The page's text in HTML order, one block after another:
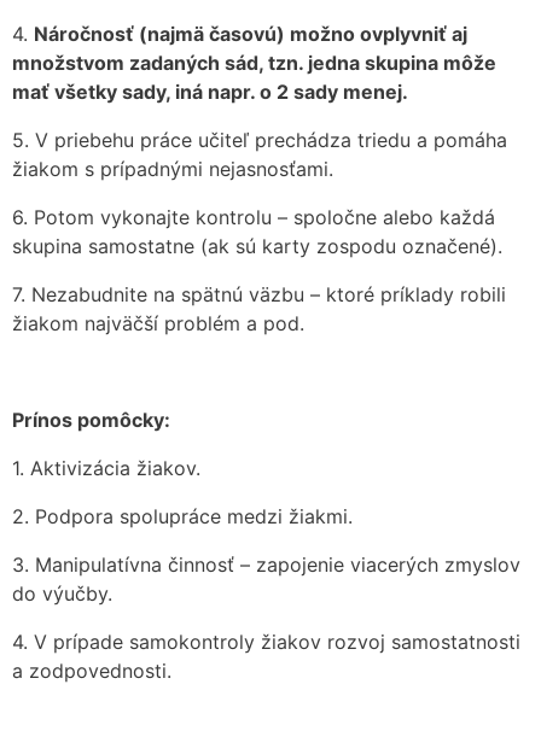
4. Náročnosť (najmä časovú) možno ovplyvniť aj
množstvom zadaných sád, tzn. jedna skupina môže
mať všetky sady, iná napr. o 2 sady menej.
5. V priebehu práce učiteľ prechádza triedu a pomáha
žiakom s prípadnými nejasnosťami.
6. Potom vykonajte kontrolu – spoločne alebo každá
skupina samostatne (ak sú karty zospodu označené).
7. Nezabudnite na spätnú väzbu – ktoré príklady robili
žiakom najväčší problém a pod.
Prínos pomôcky:
1. Aktivizácia žiakov.
2. Podpora spolupráce medzi žiakmi.
3. Manipulatívna činnosť – zapojenie viacerých zmyslov
do výučby.
4. V prípade samokontroly žiakov rozvoj samostatnosti
a zodpovednosti.